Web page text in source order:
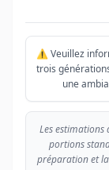
⚠️ Veuillez
trois
une
Les estimations
portions
préparation et